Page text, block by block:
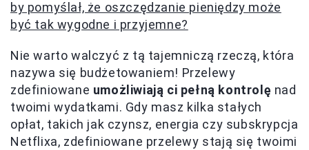
by pomyślał, że oszczędzanie pieniędzy może
być tak wygodne i przyjemne?
Nie warto walczyć z tą tajemniczą rzeczą, która
nazywa się budżetowaniem! Przelewy
zdefiniowane umożliwiają ci pełną kontrolę nad
twoimi wydatkami. Gdy masz kilka stałych
opłat, takich jak czynsz, energia czy subskrypcja
Netflixa, zdefiniowane przelewy stają się twoimi